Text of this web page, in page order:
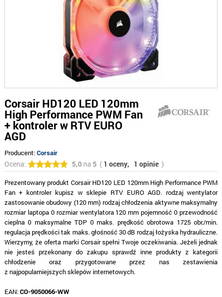
Corsair HD120 LED 120mm
High Performance PWM Fan
+ kontroler w RTV EURO
AGD
Producent:Corsair
Ocena: 5,0na 5( 1 oceny, 1 opinie )
Prezentowany produkt Corsair HD120 LED 120mm High Performance PWM
Fan + kontroler kupisz w sklepie RTV EURO AGD. rodzaj wentylator
zastosowanie obudowy (120 mm) rodzaj chłodzenia aktywne maksymalny
rozmiar laptopa 0 rozmiar wentylatora 120 mm pojemność 0 przewodność
cieplna 0 maksymalne TDP 0 maks. prędkość obrotowa 1725 obr./min.
regulacja prędkości tak maks. głośność 30 dB rodzaj łożyska hydrauliczne.
Wierzymy, że oferta marki Corsair spełni Twoje oczekiwania. Jeżeli jednak
nie jesteś przekonany do zakupu sprawdź inne produkty z kategorii
chłodzenie oraz przygotowane przez nas zestawienia
z najpopularniejszych sklepów internetowych.
EAN:CO-9050066-WW